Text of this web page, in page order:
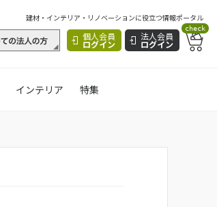
建材・インテリア・リノベーションに役立つ情報ポータル
個人会員
ログイン
法人会員
ログイン
check
インテリア 特集